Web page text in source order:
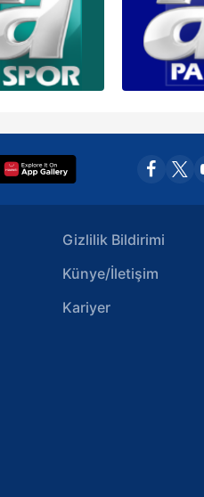
Gizlilik Bildirimi
Künye/İletişim
Kariyer